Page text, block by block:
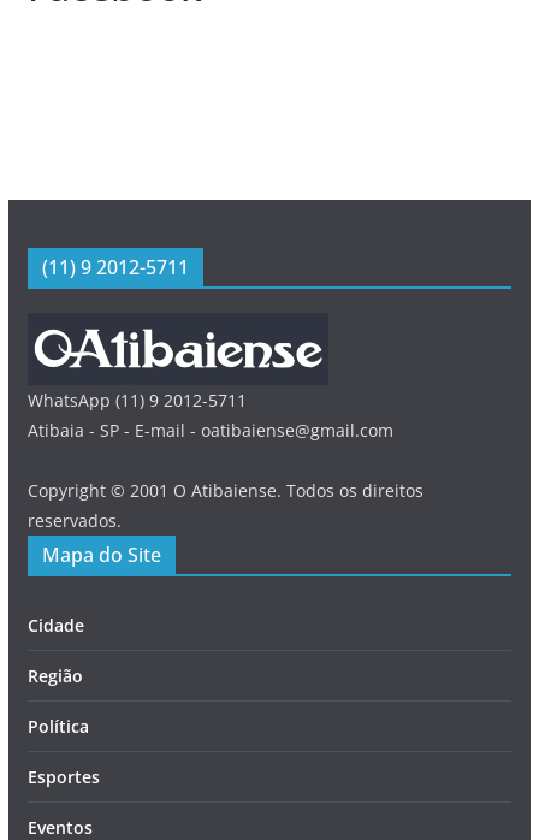
(11) 9 2012-5711
WhatsApp (11) 9 2012-5711
Atibaia - SP - E-mail - oatibaiense@gmail.com
Copyright © 2001 O Atibaiense. Todos os direitos
reservados.
Mapa do Site
Cidade
Região
Política
Esportes
Eventos